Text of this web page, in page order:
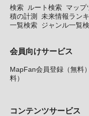
検索 ルート検索 マップ
積の計測
未来情報ラン
一覧検索 ジャンル一覧
会員向けサービス
MapFan会員登録（無料）
料）
コンテンツサービス